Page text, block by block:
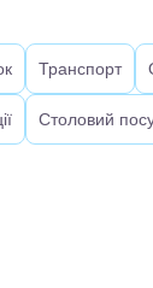
Транспорт
Столовий